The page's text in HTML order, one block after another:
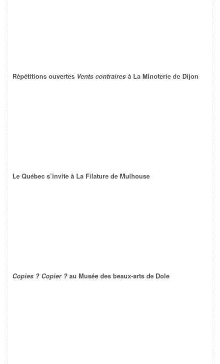
Répétitions ouvertes Vents contraires à La Minoterie de Dijon
Le Québec s’invite à La Filature de Mulhouse
Copies ? Copier ? au Musée des beaux-arts de Dole